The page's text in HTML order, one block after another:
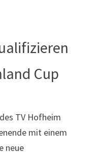
Cup
TV Hofheim
mit einem
neue